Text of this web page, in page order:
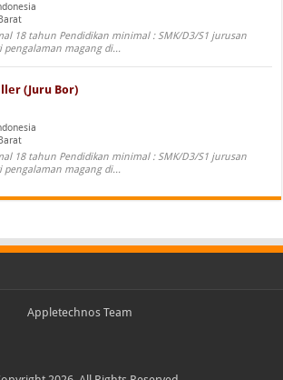
18 tahun Pendidikan minimal : SMK/D3/S1 jurusan
pengalaman magang di...
(Juru Bor)
18 tahun Pendidikan minimal : SMK/D3/S1 jurusan
pengalaman magang di...
Appletechnos Team